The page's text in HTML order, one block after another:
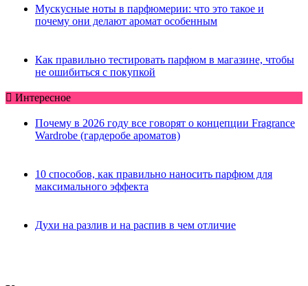
Мускусные ноты в парфюмерии: что это такое и
почему они делают аромат особенным
Как правильно тестировать парфюм в магазине, чтобы
не ошибиться с покупкой
Интересное
Почему в 2026 году все говорят о концепции Fragrance
Wardrobe (гардеробе ароматов)
10 способов, как правильно наносить парфюм для
максимального эффекта
Духи на разлив и на распив в чем отличие